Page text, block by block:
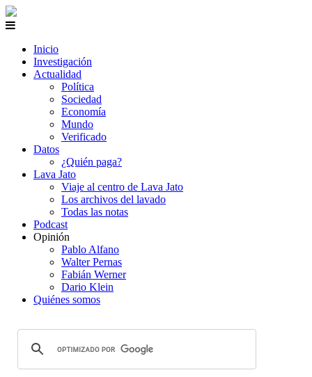
Inicio
Investigación
Actualidad
Política
Sociedad
Economía
Mundo
Verificado
Datos
¿Quién paga?
Lava Jato
Viaje al centro de Lava Jato
Los archivos del lavado
Todas las notas
Podcast
Opinión
Pablo Alfano
Walter Pernas
Fabián Werner
Dario Klein
Quiénes somos